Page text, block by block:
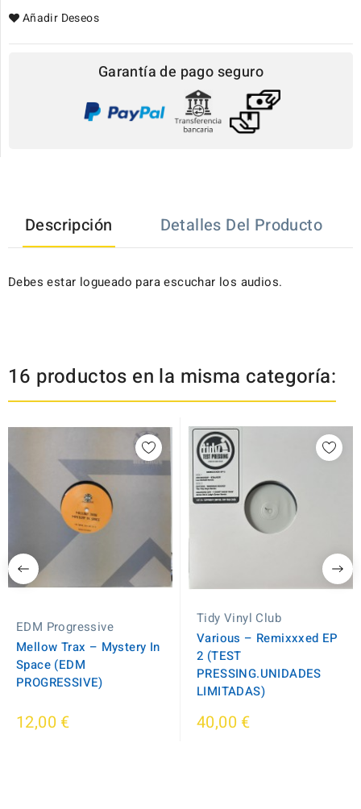
Añadir Deseos
Garantía de pago seguro
Descripción Detalles Del Producto
Debes estar logueado para escuchar los audios.
16 productos en la misma categoría:
EDM Progressive
Mellow Trax – Mystery In
Space (EDM
PROGRESSIVE)
12,00 €
Tidy Vinyl Club
Various – Remixxxed EP
2 (TEST
PRESSING.UNIDADES
LIMITADAS)
40,00 €